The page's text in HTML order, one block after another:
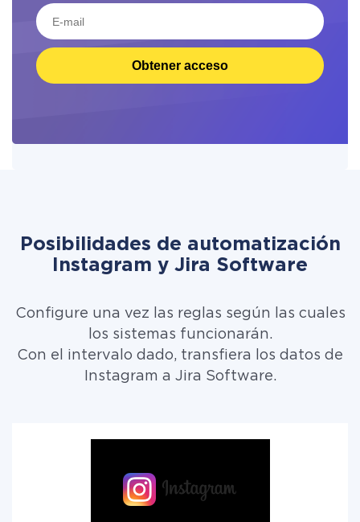
Obtener acceso
Posibilidades de automatización
Instagram y Jira Software
Configure una vez las reglas según las cuales
los sistemas funcionarán.
Con el intervalo dado, transfiera los datos de
Instagram a Jira Software.